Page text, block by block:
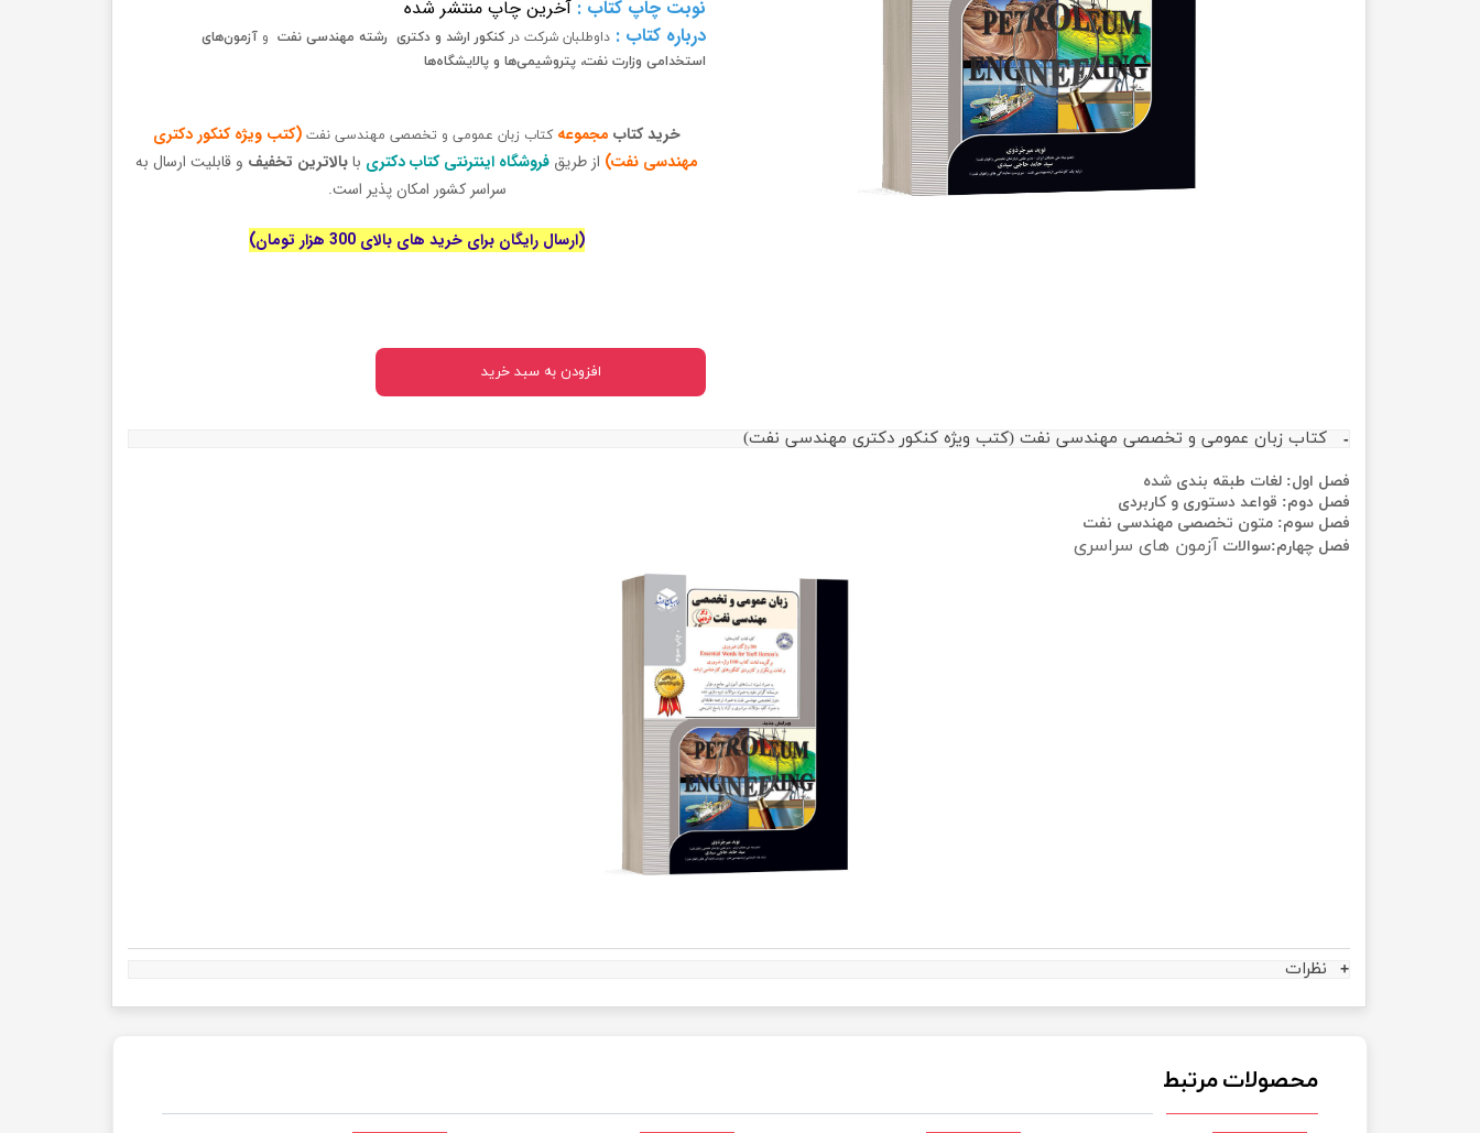
تربیت بدنی
تاریخ
جغرافیا
علوم اجتماعی
علوم سیاسی
نوبت چاپ کتاب : آخرین چاپ منتشر شده
درباره کتاب : داوطلبان شرکت در کنکور ارشد و دکتری رشته مهندسی نفت و آزمون‌های
استخدامی وزارت نفت، پتروشیمی‌ها و پالایشگاه‌ها
خرید کتاب مجموعهکتاب زبان عمومی و تخصصی مهندسی نفت(کتب ویژه کنکور دکتری
مهندسی نفت) از طریق فروشگاه اینترنتی کتاب دکتری بابالاترین تخفیف و قابلیت ارسال به
سراسر کشور امکان پذیر است.
(ارسال رایگان برای خرید های بالای 300 هزار تومان)
افزودن به سبد خرید
کتاب زبان عمومی و تخصصی مهندسی نفت (کتب ویژه کنکور دکتری مهندسی نفت)
فصل اول: لغات طبقه بندی شده
فصل دوم: قواعد دستوری و کاربردی
فصل سوم: متون تخصصی مهندسی نفت
فصل چهارم:سوالات آزمون های سراسری
نظرات
محصولات مرتبط